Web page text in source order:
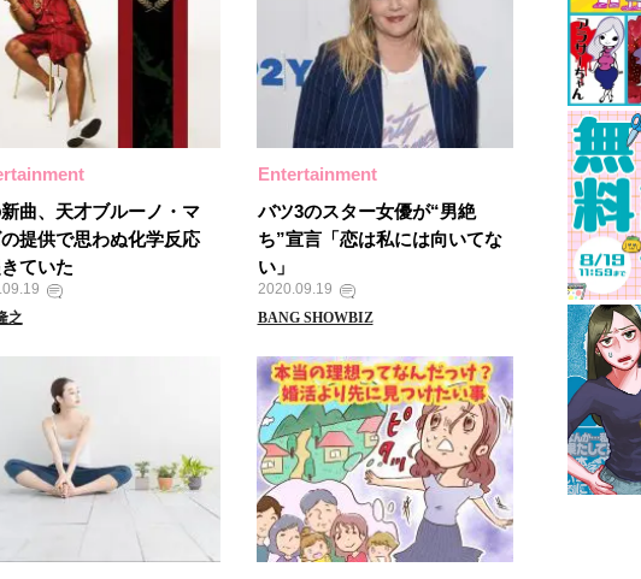
曲、天才ブルーノ・マ
提供で思わぬ化学反応
ていた
之
Entertainment
バツ3のスター女優が“男絶
ち”宣言「恋は私には向いてな
い」
2020.09.19
BANG SHOWBIZ